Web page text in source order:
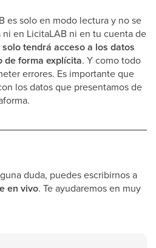
es solo en modo lectura y no se
en LicitaLAB ni en tu cuenta de
tendrá acceso a los datos
de forma explícita. Y como todo
errores. Es importante que
los datos que presentamos de
duda, puedes escribirnos a
en vivo. Te ayudaremos en muy